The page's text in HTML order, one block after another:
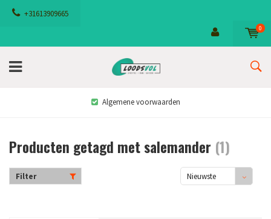
+31613909665
0
Algemene voorwaarden
Producten getagd met salemander (1)
Filter
Nieuwste